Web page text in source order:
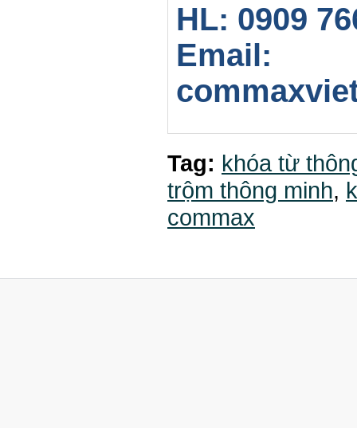
HL: 0909
Email:
Tag: khóa từ
trộm thông minh,
commax